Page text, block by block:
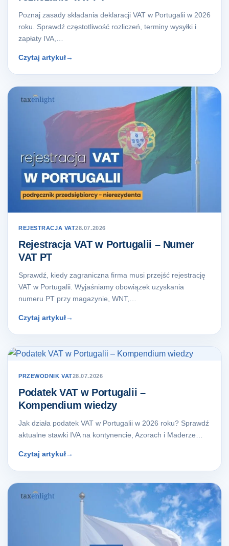
Poznaj zasady składania deklaracji VAT w Portugalii w 2026
roku. Sprawdź częstotliwość rozliczeń, terminy wysyłki i
zapłaty IVA,…
Czytaj artykuł→
REJESTRACJA VAT28.07.2026
Rejestracja VAT w Portugalii – Numer
VAT PT
Sprawdź, kiedy zagraniczna firma musi przejść rejestrację
VAT w Portugalii. Wyjaśniamy obowiązek uzyskania
numeru PT przy magazynie, WNT,…
Czytaj artykuł→
PRZEWODNIK VAT28.07.2026
Podatek VAT w Portugalii –
Kompendium wiedzy
Jak działa podatek VAT w Portugalii w 2026 roku? Sprawdź
aktualne stawki IVA na kontynencie, Azorach i Maderze…
Czytaj artykuł→